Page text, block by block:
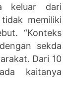
keluar dari
memiliki
“Konteks
sekda
Dari 10
kaitanya